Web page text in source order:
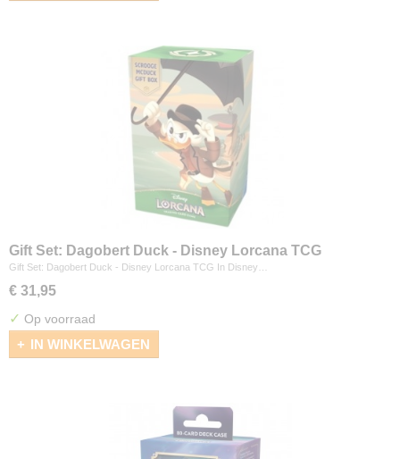
Gift Set: Dagobert Duck - Disney Lorcana TCG
Gift Set: Dagobert Duck - Disney Lorcana TCG In Disney…
€ 31,95
✓ Op voorraad
IN WINKELWAGEN